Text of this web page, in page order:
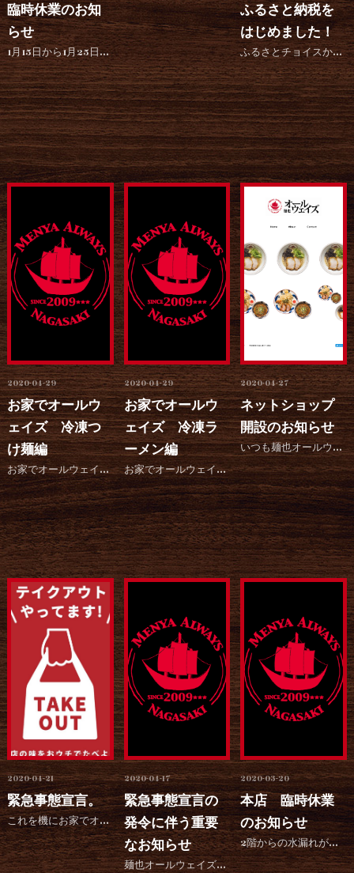
臨時休業のお知
らせ
1月15日から1月25日まで臨時休業とさせて頂きます。 麺也オールウェイズ長与店におきましてスタッフ1...
ふるさと納税を
はじめました！
ふるさとチョイスから長崎県長与町への寄附のお申込みができるようになりました！ 長崎県長与町の魅力を発信...
2020-04-29
お家でオールウ
ェイズ 冷凍つ
け麺編
お家でオールウェイズ 冷凍つけ麺編を動画で紹介します！ わかりやすく紹介しております！ 是非、参考にし...
2020-04-29
お家でオールウ
ェイズ 冷凍ラ
ーメン編
お家でオールウェイズ 冷凍ラーメン編を動画で紹介します！ わかりやすく紹介しております！ 是非、参考に...
2020-04-27
ネットショップ
開設のお知らせ
いつも麺也オールウェイズをご愛顧いただきありがとうございます。 このたび、ネットショップ...
2020-04-21
緊急事態宣言。
これを機にお家でオールウェイズ始めます！ 麺、スープで490円です。 ご自宅で本物の豚骨ラーメンを食べ...
2020-04-17
緊急事態宣言の
発令に伴う重要
なお知らせ
麺也オールウェイズでは、新型コロナウイルス感染症防止のため、行政からの緊急事態宣言および、お客様・スタ...
2020-03-20
本店 臨時休業
のお知らせ
2階からの水漏れがありました。 本日20日より23日（月曜）まで修繕工事を行うため臨時休業とさせていた...